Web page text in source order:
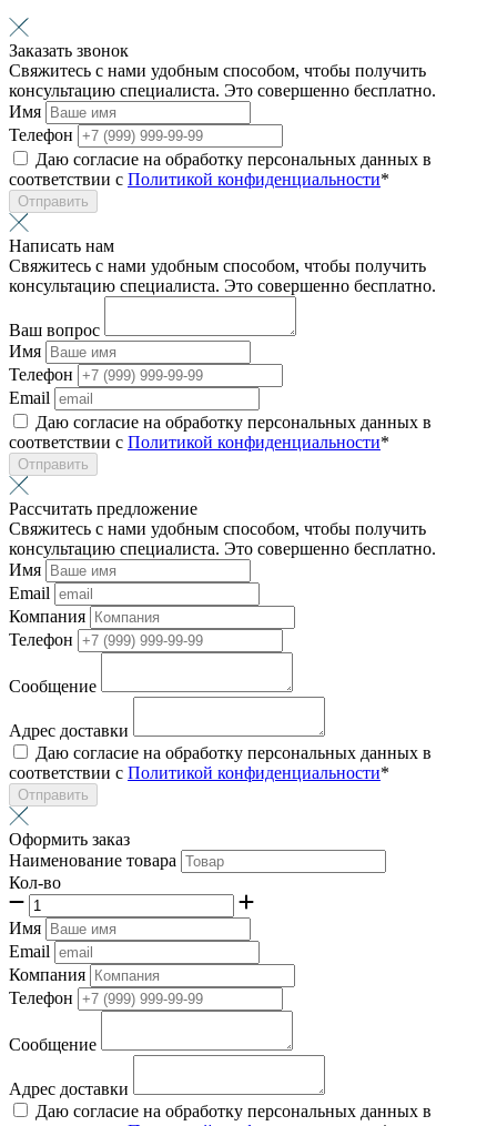
Заказать звонок
Свяжитесь с нами удобным способом, чтобы получить
консультацию специалиста. Это совершенно бесплатно.
Имя
Телефон
Даю согласие на обработку персональных данных в
соответствии с Политикой конфиденциальности*
Отправить
Написать нам
Свяжитесь с нами удобным способом, чтобы получить
консультацию специалиста. Это совершенно бесплатно.
Ваш вопрос
Имя
Телефон
Email
Даю согласие на обработку персональных данных в
соответствии с Политикой конфиденциальности*
Отправить
Рассчитать предложение
Свяжитесь с нами удобным способом, чтобы получить
консультацию специалиста. Это совершенно бесплатно.
Имя
Email
Компания
Телефон
Сообщение
Адрес доставки
Даю согласие на обработку персональных данных в
соответствии с Политикой конфиденциальности*
Отправить
Оформить заказ
Наименование товара
Кол-во
Имя
Email
Компания
Телефон
Сообщение
Адрес доставки
Даю согласие на обработку персональных данных в